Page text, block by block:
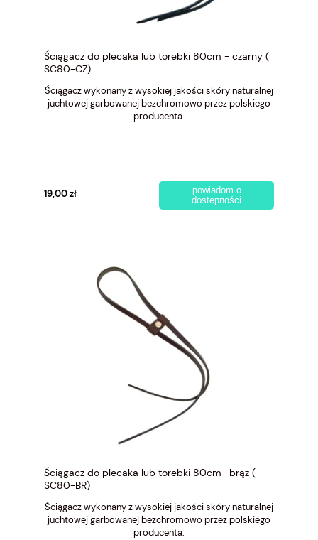
Ściągacz do plecaka lub torebki 80cm - czarny (
SC80-CZ)
Ściągacz wykonany z wysokiej jakości skóry naturalnej
juchtowej garbowanej bezchromowo przez polskiego
producenta.
19,00 zł
powiadom o
dostępności
Ściągacz do plecaka lub torebki 80cm- brąz (
SC80-BR)
Ściągacz wykonany z wysokiej jakości skóry naturalnej
juchtowej garbowanej bezchromowo przez polskiego
producenta.